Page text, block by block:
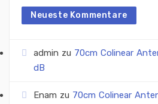
Neueste Kommentare
admin zu 70cm Colinear
dB
Enam zu 70cm Colinear